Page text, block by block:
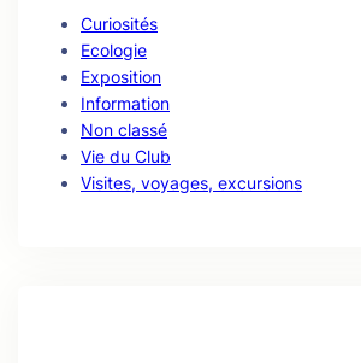
Curiosités
Ecologie
Exposition
Information
Non classé
Vie du Club
Visites, voyages, excursions